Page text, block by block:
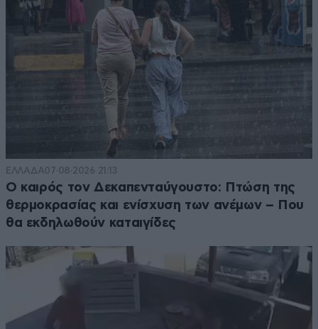
ΕΛΛΑΔΑ07·08·2026 21:13
Ο καιρός τον Δεκαπενταύγουστο: Πτώση της
θερμοκρασίας και ενίσχυση των ανέμων – Που
θα εκδηλωθούν καταιγίδες